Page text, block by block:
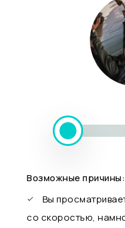
Возможные причины:
Вы
со скоростью,